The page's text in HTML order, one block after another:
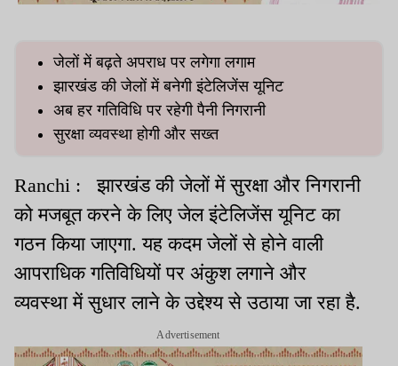
जेलों में बढ़ते अपराध पर लगेगा लगाम
झारखंड की जेलों में बनेगी इंटेलिजेंस यूनिट
अब हर गतिविधि पर रहेगी पैनी निगरानी
सुरक्षा व्यवस्था होगी और सख्त
Ranchi : झारखंड की जेलों में सुरक्षा और निगरानी
को मजबूत करने के लिए जेल इंटेलिजेंस यूनिट का
गठन किया जाएगा. यह कदम जेलों से होने वाली
आपराधिक गतिविधियों पर अंकुश लगाने और
व्यवस्था में सुधार लाने के उद्देश्य से उठाया जा रहा है.
Advertisement